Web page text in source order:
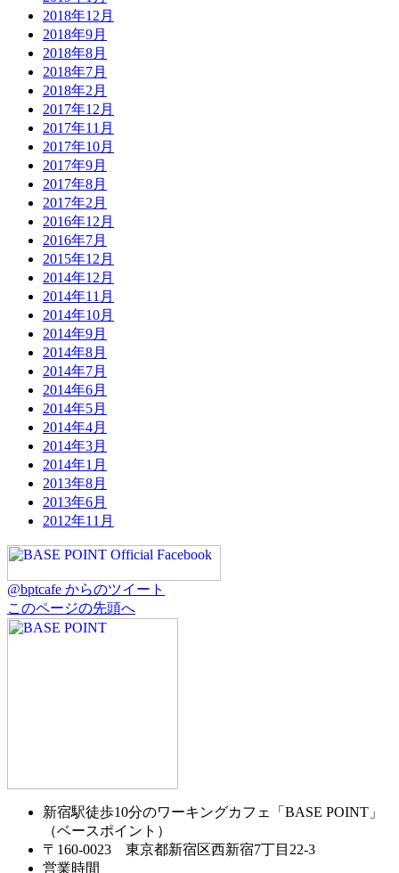
2018年12月
2018年9月
2018年8月
2018年7月
2018年2月
2017年12月
2017年11月
2017年10月
2017年9月
2017年8月
2017年2月
2016年12月
2016年7月
2015年12月
2014年12月
2014年11月
2014年10月
2014年9月
2014年8月
2014年7月
2014年6月
2014年5月
2014年4月
2014年3月
2014年1月
2013年8月
2013年6月
2012年11月
@bptcafe からのツイート
このページの先頭へ
新宿駅徒歩10分のワーキングカフェ「BASE POINT」
（ベースポイント）
〒160-0023 東京都新宿区西新宿7丁目22-3
営業時間